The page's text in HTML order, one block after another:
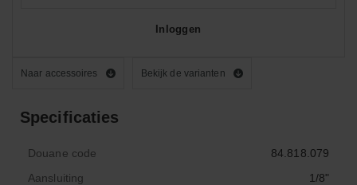
Naar accessoires Bekijk de varianten
Specificaties
Douane code
84.818.079
Aansluiting
1/8"
Inloggen